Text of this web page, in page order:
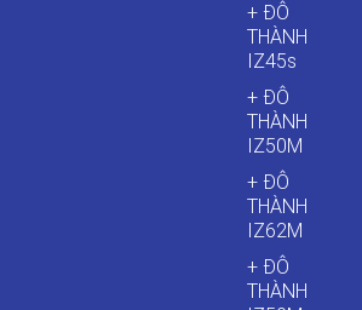
+ ĐÔ
THÀNH
IZ45s
+ ĐÔ
THÀNH
IZ50M
+ ĐÔ
THÀNH
IZ62M
+ ĐÔ
THÀNH